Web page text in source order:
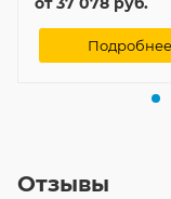
Подробнее
Отзывы